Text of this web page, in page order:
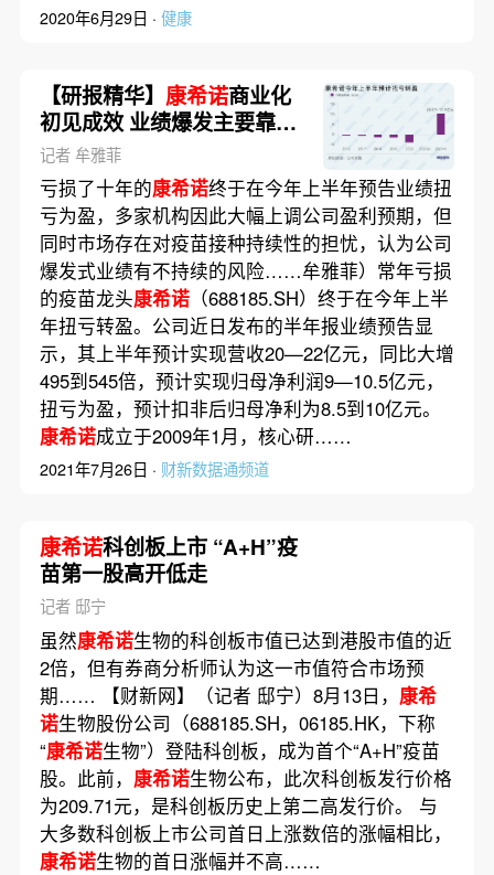
2020年6月29日 · 健康
【研报精华】 康希诺商业化
初见成效 业绩爆发主要靠新
冠疫苗
记者 牟雅菲
亏损了十年的康希诺终于在今年上半年预告业绩扭
亏为盈，多家机构因此大幅上调公司盈利预期，但
同时市场存在对疫苗接种持续性的担忧，认为公司
爆发式业绩有不持续的风险……牟雅菲）常年亏损
的疫苗龙头康希诺（688185.SH）终于在今年上半
年扭亏转盈。公司近日发布的半年报业绩预告显
示，其上半年预计实现营收20—22亿元，同比大增
495到545倍，预计实现归母净利润9—10.5亿元，
扭亏为盈，预计扣非后归母净利为8.5到10亿元。
康希诺成立于2009年1月，核心研……
2021年7月26日 · 财新数据通频道
康希诺科创板上市 “A+H”疫
苗第一股高开低走
记者 邸宁
虽然康希诺生物的科创板市值已达到港股市值的近
2倍，但有券商分析师认为这一市值符合市场预
期…… 【财新网】（记者 邸宁）8月13日， 康希
诺生物股份公司（688185.SH，06185.HK，下称
“康希诺生物”）登陆科创板，成为首个“A+H”疫苗
股。此前， 康希诺生物公布，此次科创板发行价格
为209.71元，是科创板历史上第二高发行价。 与
大多数科创板上市公司首日上涨数倍的涨幅相比，
康希诺生物的首日涨幅并不高……